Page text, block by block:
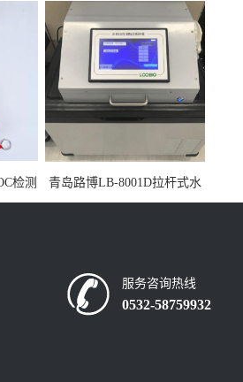
检测
）
青岛路博LB-8001D拉杆式水
质采样器
服务咨询热线
0532-58759932